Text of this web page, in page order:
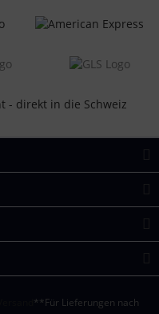
**Für Lieferungen nach